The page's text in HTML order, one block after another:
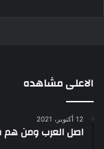
الاعلى مشاهده
12 أكتوبر، 2021
اصل العرب ومن هم